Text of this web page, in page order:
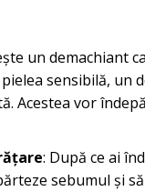
un demachiant
sensibilă, un
Acestea vor
: După ce ai
sebumul și